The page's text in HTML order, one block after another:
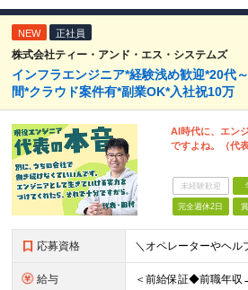
NEW 正社員
株式会社ティー・アンド・エス・システムズ
インフラエンジニア*経験浅め歓迎*20代
間*クラウド案件有*副業OK*入社祝10万
AI時代に、エン
ですよね。（代
未経験歓迎
完全週休2日
応募資格
給与